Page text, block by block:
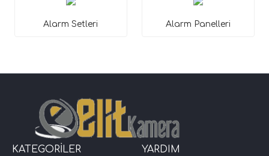
Alarm Setleri Alarm Panelleri
KATEGORİLER YARDIM